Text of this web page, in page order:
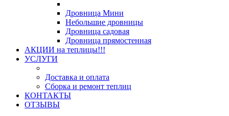
Дровница Мини
Небольшие дровницы
Дровница садовая
Дровница прямостенная
АКЦИИ на теплицы!!!
УСЛУГИ
Доставка и оплата
Сборка и ремонт теплиц
КОНТАКТЫ
ОТЗЫВЫ